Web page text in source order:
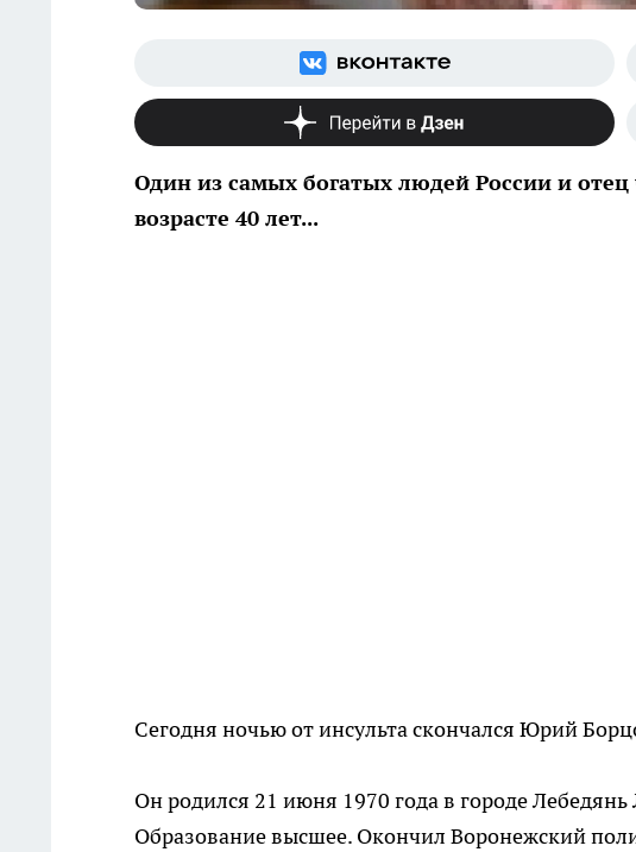
Один из самых богатых людей России и отец
возрасте 40 лет...
Сегодня ночью от инсульта скончался Юрий
Он родился 21 июня 1970 года в городе
Образование высшее. Окончил Воронежский